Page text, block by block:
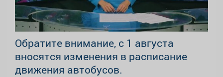
Обратите внимание, с 1 августа
вносятся изменения в расписание
движения автобусов.